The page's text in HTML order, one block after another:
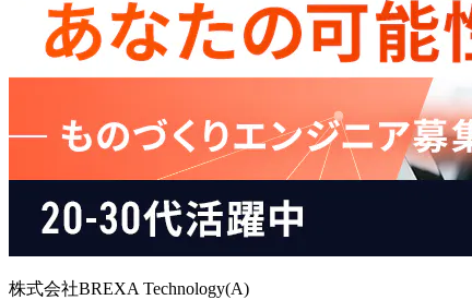
株式会社BREXA Technology(A)